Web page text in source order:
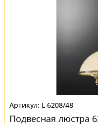
L 6208/48
Подвесная люстра